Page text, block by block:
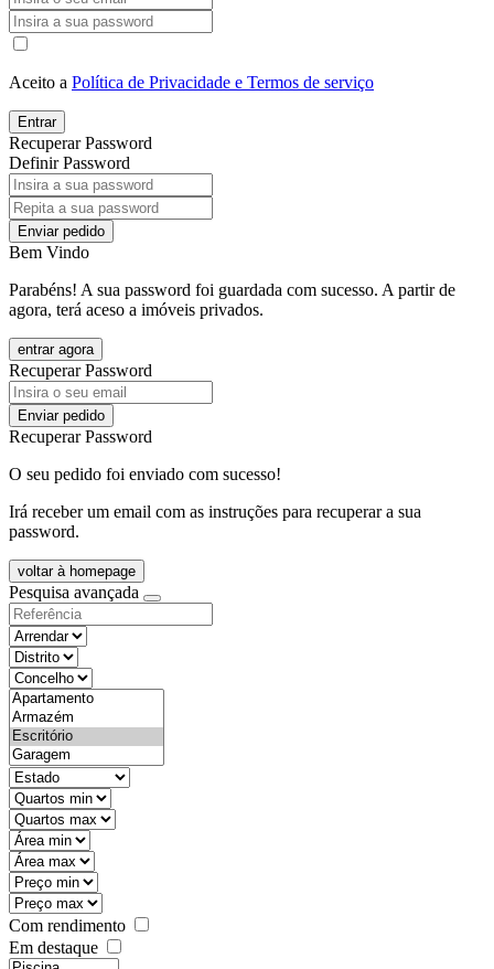
Aceito a Política de Privacidade e Termos de serviço
Entrar
Recuperar Password
Definir Password
Enviar pedido
Bem Vindo
Parabéns! A sua password foi guardada com sucesso. A partir de
agora, terá aceso a imóveis privados.
entrar agora
Recuperar Password
Enviar pedido
Recuperar Password
O seu pedido foi enviado com sucesso!
Irá receber um email com as instruções para recuperar a sua
password.
voltar à homepage
Pesquisa avançada
objective
districtId
countyId
types
state
mintypo
maxtypo
minarea
maxarea
minprice
maxprice
Com rendimento
Em destaque